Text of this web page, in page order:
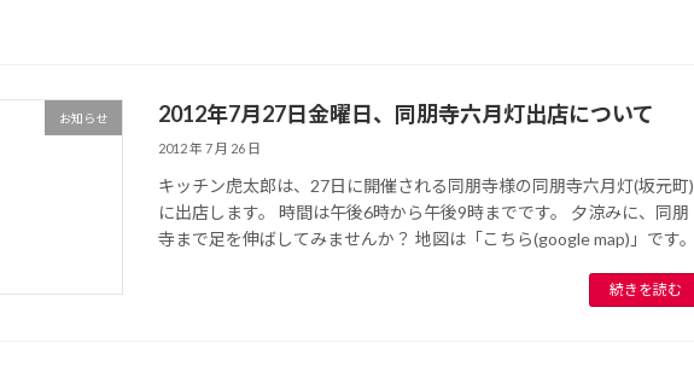
お知らせ 2012年7月27日金曜日、同朋寺六月灯出店について
2012 年 7 月 26 日
キッチン虎太郎は、27日に開催される同朋寺様の同朋寺六月灯(坂元町)
に出店します。 時間は午後6時から午後9時までです。 夕涼みに、同朋
寺まで足を伸ばしてみませんか？ 地図は「こちら(google map)」です。
続きを読む